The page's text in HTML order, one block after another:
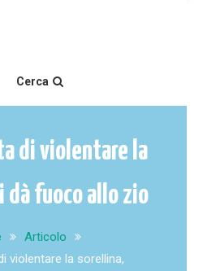
Cerca
di violentare la
dà fuoco allo zio
Articolo
violentare la sorellina,